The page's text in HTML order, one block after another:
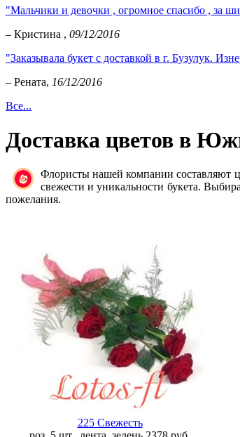
"Мальчики и девочки , огромное спасибо , за
– Кристина , 09/12/2016
"Заказывала букет с доставкой в г. Бузулук.
– Рената, 16/12/2016
Все...
Доставка цветов в
Флористы нашей компании составляют
свежести и уникальности букета.
пожелания.
225 Свежесть